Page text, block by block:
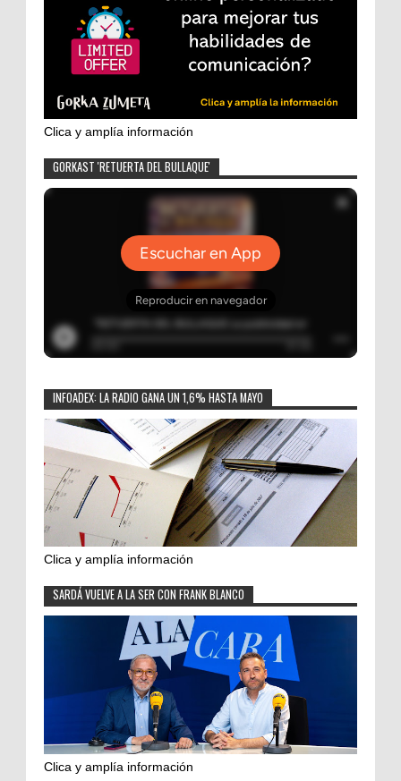
Clica y amplía información
GORKAST 'RETUERTA DEL BULLAQUE'
INFOADEX: LA RADIO GANA UN 1,6% HASTA MAYO
Clica y amplía información
SARDÁ VUELVE A LA SER CON FRANK BLANCO
Clica y amplía información